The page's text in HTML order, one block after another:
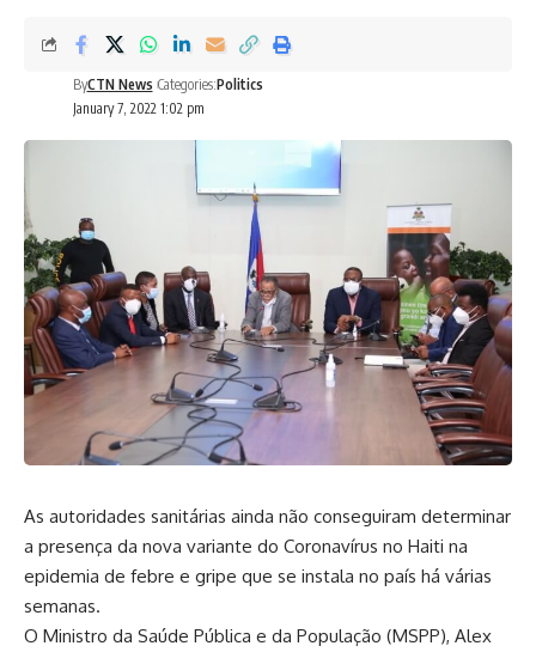
January 7, 2022 1:02 pm
ByCTN News Categories:Politics
As autoridades sanitárias ainda não conseguiram determinar
a presença da nova variante do Coronavírus no Haiti na
epidemia de febre e gripe que se instala no país há várias
semanas.
O Ministro da Saúde Pública e da População (MSPP), Alex